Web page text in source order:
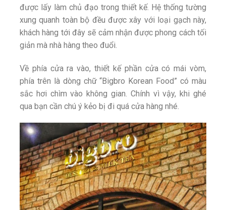
được lấy làm chủ đạo trong thiết kế. Hệ thống tường
xung quanh toàn bộ đều được xây với loại gạch này,
khách hàng tới đây sẽ cảm nhận được phong cách tối
giản mà nhà hàng theo đuổi.
Về phía cửa ra vào, thiết kế phần cửa có mái vòm,
phía trên là dòng chữ “Bigbro Korean Food” có màu
sắc hơi chìm vào không gian. Chính vì vậy, khi ghé
qua bạn cần chú ý kẻo bị đi quá cửa hàng nhé.